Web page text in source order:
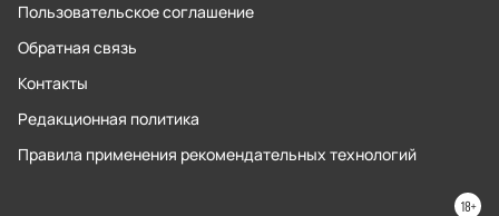
Пользовательское соглашение
Обратная связь
Контакты
Редакционная политика
Правила применения рекомендательных технологий